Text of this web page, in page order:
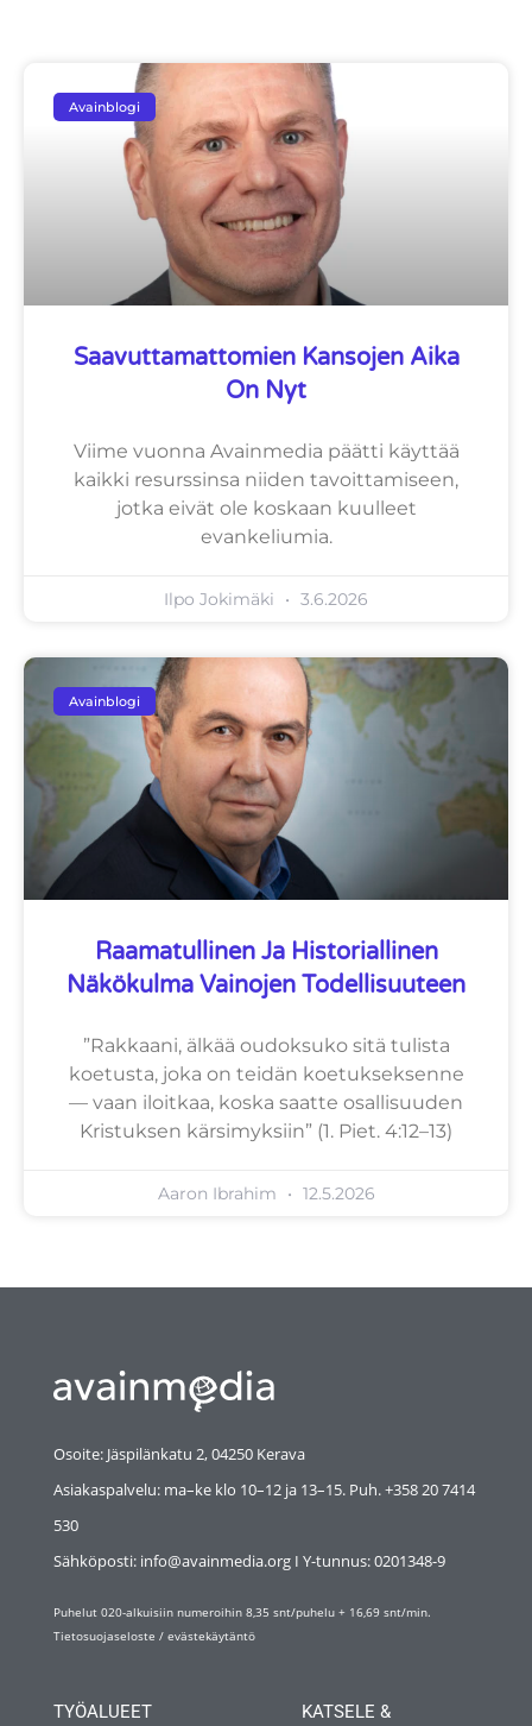
Avainblogi
Saavuttamattomien Kansojen Aika
On Nyt
Viime vuonna Avainmedia päätti käyttää
kaikki resurssinsa niiden tavoittamiseen,
jotka eivät ole koskaan kuulleet
evankeliumia.
Ilpo Jokimäki 3.6.2026
Avainblogi
Raamatullinen Ja Historiallinen
Näkökulma Vainojen Todellisuuteen
”Rakkaani, älkää oudoksuko sitä tulista
koetusta, joka on teidän koetukseksenne
— vaan iloitkaa, koska saatte osallisuuden
Kristuksen kärsimyksiin” (1. Piet. 4:12–13)
Aaron Ibrahim 12.5.2026
Osoite: Jäspilänkatu 2, 04250 Kerava
Asiakaspalvelu: ma–ke klo 10–12 ja 13–15. Puh. +358 20 7414
530
Sähköposti: info@avainmedia.org I Y-tunnus:0201348-9
Puhelut 020-alkuisiin numeroihin 8,35 snt/puhelu + 16,69 snt/min.
Tietosuojaseloste / evästekäytäntö
TYÖALUEET
KATSELE &